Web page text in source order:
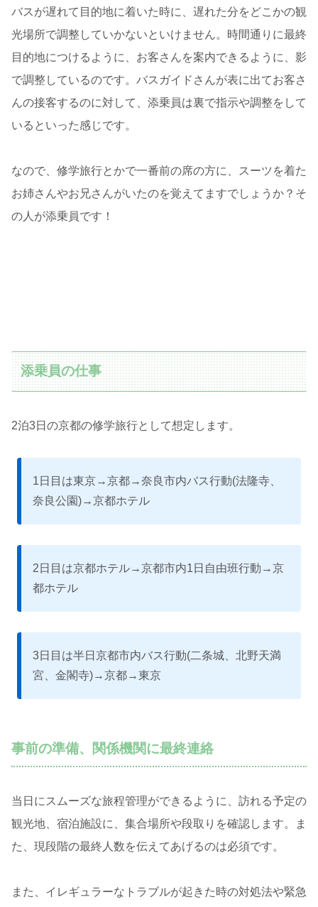
バスが遅れて目的地に着いた時に、遅れた分をどこかの観
光場所で調整していかないといけません。時間通りに最終
目的地につけるように、お客さんを案内できるように、影
で調整しているのです。バスガイドさんが表に出てお客さ
んの接客するのに対して、添乗員は裏で指示や調整をして
いるといった感じです。
なので、修学旅行とかで一番前の席の方に、スーツを着た
お姉さんやお兄さんがいたのを覚えてますでしょうか？そ
の人が添乗員です！
添乗員の仕事
2泊3日の京都の修学旅行として想定します。
1日目は東京→京都→奈良市内バス行動(法隆寺、
奈良公園)→京都ホテル
2日目は京都ホテル→京都市内1日自由班行動→京
都ホテル
3日目は半日京都市内バス行動(二条城、北野天満
宮、金閣寺)→京都→東京
事前の準備、関係機関に最終連絡
当日にスムーズな旅程管理ができるように、訪れる予定の
観光地、宿泊施設に、集合場所や段取りを確認します。ま
た、現段階の最終人数を伝えてあげるのは必須です。
また、イレギュラーなトラブルが起きた時の対処法や緊急